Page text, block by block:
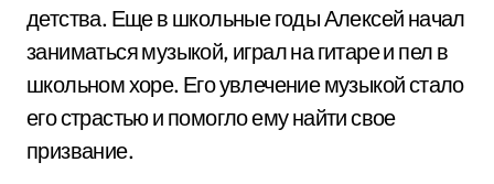
детства. Еще в школьные годы Алексей начал
заниматься музыкой, играл на гитаре и пел в
школьном хоре. Его увлечение музыкой стало
его страстью и помогло ему найти свое
призвание.